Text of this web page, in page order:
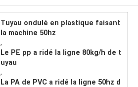
Tuyau ondulé en plastique faisant
la machine 50hz
,
Le PE pp a ridé la ligne 80kg/h de t
uyau
,
La PA de PVC a ridé la ligne 50hz d